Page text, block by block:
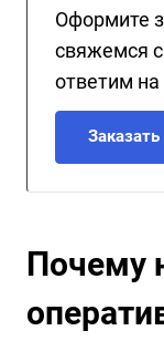
Оформите
свяжемся
ответим
Заказать
Почему